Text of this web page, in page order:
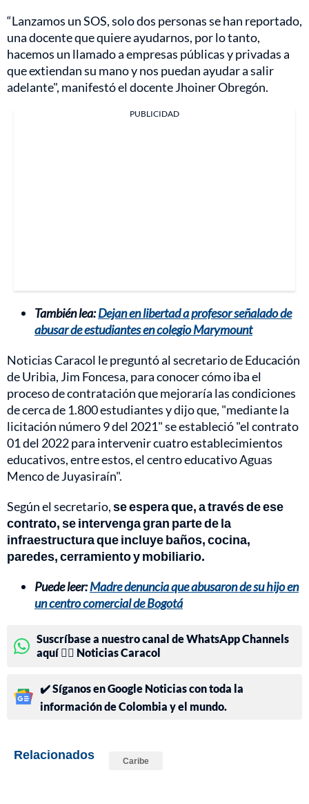
“Lanzamos un SOS, solo dos personas se han reportado,
una docente que quiere ayudarnos, por lo tanto,
hacemos un llamado a empresas públicas y privadas a
que extiendan su mano y nos puedan ayudar a salir
adelante", manifestó el docente Jhoiner Obregón.
PUBLICIDAD
También lea:Dejan en libertad a profesor señalado de
abusar de estudiantes en colegio Marymount
Noticias Caracol le preguntó al secretario de Educación
de Uribia, Jim Foncesa, para conocer cómo iba el
proceso de contratación que mejoraría las condiciones
de cerca de 1.800 estudiantes y dijo que, "mediante la
licitación número 9 del 2021" se estableció "el contrato
01 del 2022 para intervenir cuatro establecimientos
educativos, entre estos, el centro educativo Aguas
Menco de Juyasiraín".
Según el secretario,se espera que, a través de ese
contrato, se intervenga gran parte de la
infraestructura que incluye baños, cocina,
paredes, cerramiento y mobiliario.
Puede leer:Madre denuncia que abusaron de su hijo en
un centro comercial de Bogotá
Suscríbase a nuestro canal de WhatsApp Channels
aquí 👉🏻 Noticias Caracol
✔️ Síganos en Google Noticias con toda la
información de Colombia y el mundo.
Relacionados Caribe